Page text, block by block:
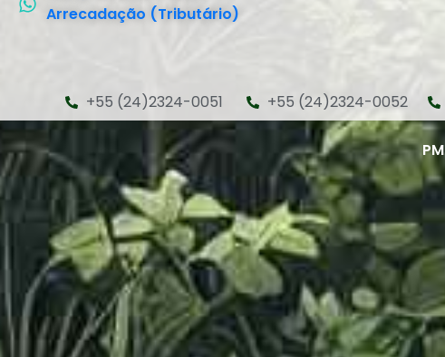
Arrecadação (Tributário)
+55 (24)2324-0051
+55 (24)2324-0052